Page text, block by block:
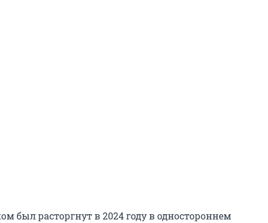
был расторгнут в 2024 году в одностороннем